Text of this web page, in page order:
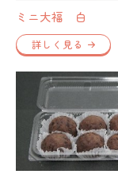
ミニ大福 白
詳しく見る